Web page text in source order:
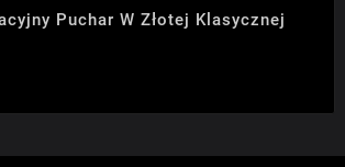
Puchar W Złotej Klasycznej